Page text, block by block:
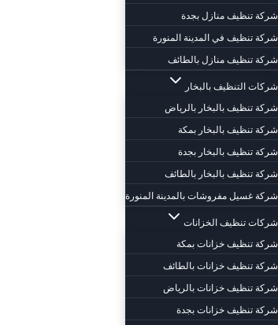
شركة تنظيف منازل بجدة
شركة تنظيف في المدينة المنورة
شركة تنظيف منازل بالطائف
شركات التنظيف بالبخار
شركة تنظيف بالبخار بالرياض
شركة تنظيف بالبخار بمكة
شركة تنظيف بالبخار بجدة
شركة تنظيف بالبخار بالطائف
شركة غسيل مفروشات بالمدينة المنورة
شركات تنظيف الخزانات
شركة تنظيف خزانات بمكة
شركة تنظيف خزانات بالطائف
شركة تنظيف خزانات بالرياض
شركة تنظيف خزانات بجدة